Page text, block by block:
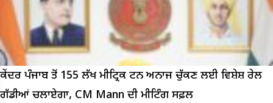
ਕੇਂਦਰ ਪੰਜਾਬ ਤੋਂ 155 ਲੱਖ ਮੀਟ੍ਰਿਕ ਟਨ ਅਨਾਜ ਚੁੱਕਣ ਲਈ ਵਿਸ਼ੇਸ਼ ਰੇਲ
ਗੱਡੀਆਂ ਚਲਾਏਗਾ, CM Mann ਦੀ ਮੀਟਿੰਗ ਸਫ਼ਲ